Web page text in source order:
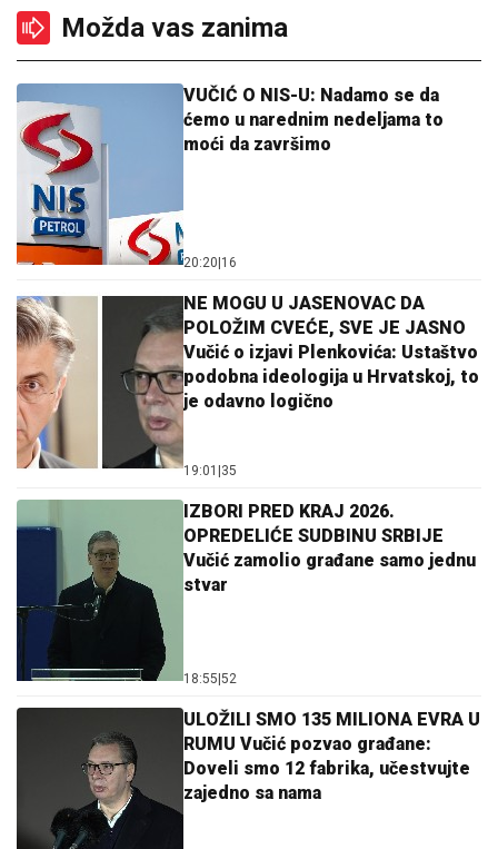
Možda vas zanima
VUČIĆ O NIS-U: Nadamo se da
ćemo u narednim nedeljama to
moći da završimo
20:20 16
NE MOGU U JASENOVAC DA
POLOŽIM CVEĆE, SVE JE JASNO
Vučić o izjavi Plenkovića: Ustaštvo
podobna ideologija u Hrvatskoj, to
je odavno logično
19:01 35
IZBORI PRED KRAJ 2026.
OPREDELIĆE SUDBINU SRBIJE
Vučić zamolio građane samo jednu
stvar
18:55 52
ULOŽILI SMO 135 MILIONA EVRA U
RUMU Vučić pozvao građane:
Doveli smo 12 fabrika, učestvujte
zajedno sa nama